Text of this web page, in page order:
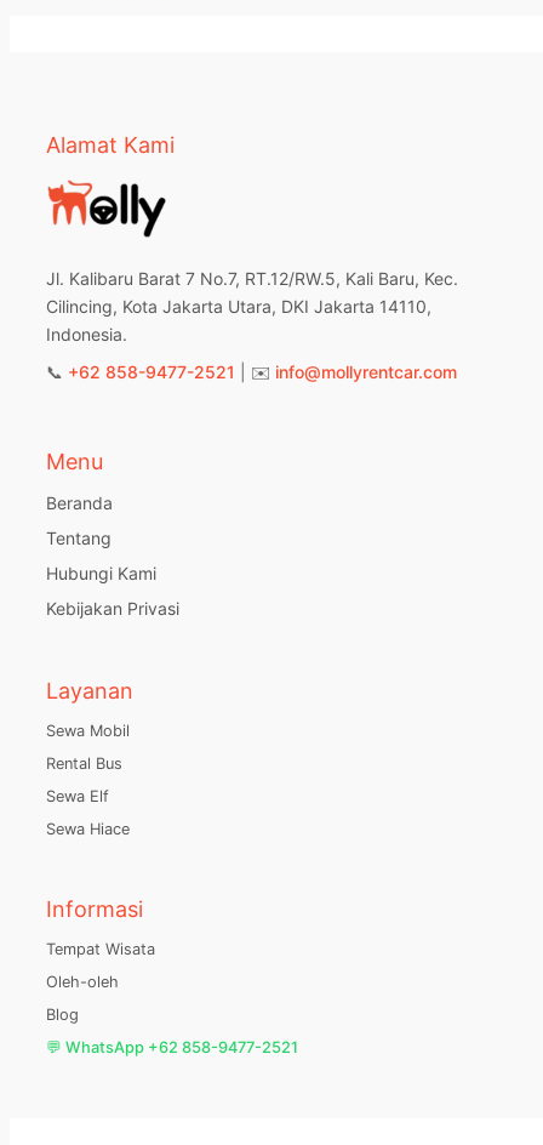
Alamat Kami
Jl. Kalibaru Barat 7 No.7, RT.12/RW.5, Kali Baru, Kec.
Cilincing, Kota Jakarta Utara, DKI Jakarta 14110,
Indonesia.
📞 +62 858-9477-2521 | ✉️ info@mollyrentcar.com
Menu
Beranda
Tentang
Hubungi Kami
Kebijakan Privasi
Layanan
Sewa Mobil
Rental Bus
Sewa Elf
Sewa Hiace
Informasi
Tempat Wisata
Oleh-oleh
Blog
💬 WhatsApp +62 858-9477-2521